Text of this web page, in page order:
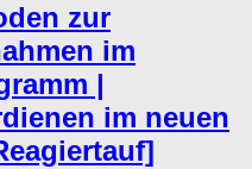
zur
im
|
im neuen